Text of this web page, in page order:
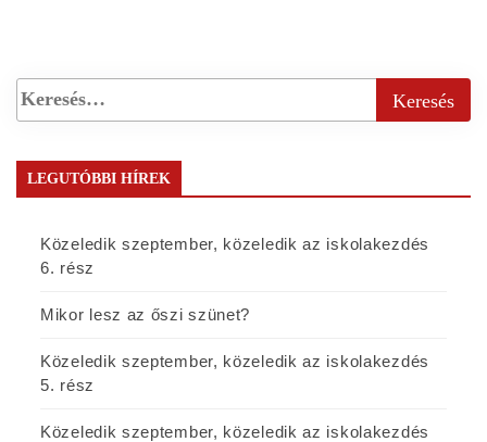
LEGUTÓBBI HÍREK
Közeledik szeptember, közeledik az iskolakezdés
6. rész
Mikor lesz az őszi szünet?
Közeledik szeptember, közeledik az iskolakezdés
5. rész
Közeledik szeptember, közeledik az iskolakezdés